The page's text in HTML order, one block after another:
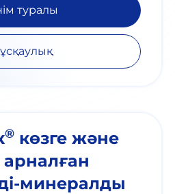
туралы
®көзге және
минералды